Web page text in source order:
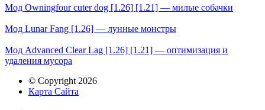
Мод Owningfour cuter dog [1.26] [1.21] — милые собачки
Мод Lunar Fang [1.26] — лунные монстры
Мод Advanced Clear Lag [1.26] [1.21] — оптимизация и
удаления мусора
© Copyright 2026
Карта Сайта